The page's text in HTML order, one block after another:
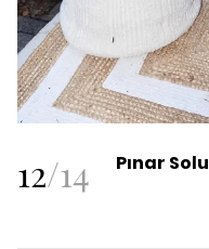
12/14 Pınar Solu